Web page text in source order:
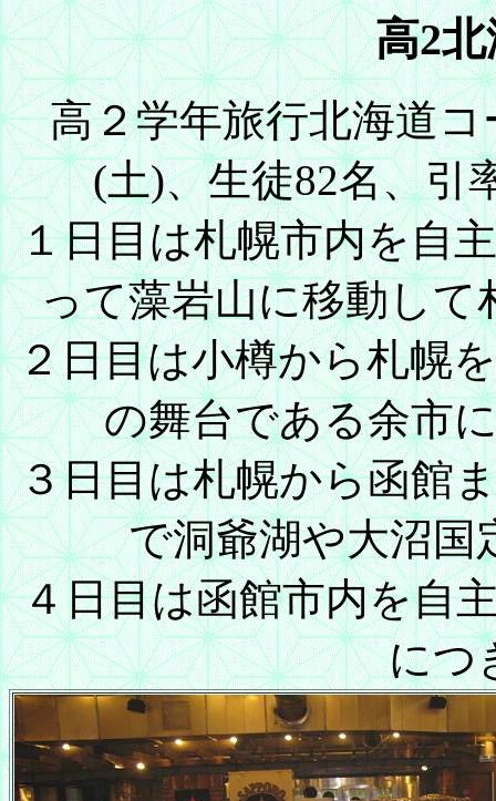
高2
高２学年旅行北海道
(土)、生徒82名、引
１日目は札幌市内を自
って藻岩山に移動し
２日目は小樽から札幌
の舞台である余市
３日目は札幌から函館
で洞爺湖や大沼国
４日目は函館市内を自
につ